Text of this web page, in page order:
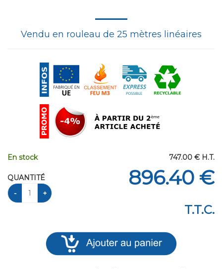
Vendu en rouleau de 25 mètres linéaires
747.00 € H.T.
896.40 €
T.T.C.
En stock
QUANTITÉ